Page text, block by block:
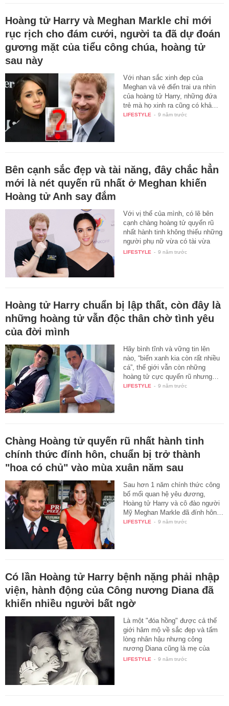
Hoàng tử Harry và Meghan Markle chỉ mới
rục rịch cho đám cưới, người ta đã dự đoán
gương mặt của tiểu công chúa, hoàng tử
sau này
Với nhan sắc xinh đẹp của
Meghan và vẻ điển trai ưa nhìn
của hoàng tử Harry, những đứa
trẻ mà họ xinh ra cũng có khả…
LIFESTYLE - 9 năm trước
Bên cạnh sắc đẹp và tài năng, đây chắc hẳn
mới là nét quyến rũ nhất ở Meghan khiến
Hoàng tử Anh say đắm
Với vị thế của mình, có lẽ bên
cạnh chàng hoàng tử quyến rũ
nhất hành tinh không thiếu những
người phụ nữ vừa có tài vừa
có…
LIFESTYLE - 9 năm trước
Hoàng tử Harry chuẩn bị lập thất, còn đây là
những hoàng tử vẫn độc thân chờ tình yêu
của đời mình
Hãy bình tĩnh và vững tin lên
nào, “biển xanh kia còn rất nhiều
cá”, thế giới vẫn còn những
hoàng tử cực quyến rũ nhưng…
LIFESTYLE - 9 năm trước
Chàng Hoàng tử quyến rũ nhất hành tinh
chính thức đính hôn, chuẩn bị trở thành
"hoa có chủ" vào mùa xuân năm sau
Sau hơn 1 năm chính thức công
bố mối quan hệ yêu đương,
Hoàng tử Harry và cô đào người
Mỹ Meghan Markle đã đính hôn…
LIFESTYLE - 9 năm trước
Có lần Hoàng tử Harry bệnh nặng phải nhập
viện, hành động của Công nương Diana đã
khiến nhiều người bất ngờ
Là một "đóa hồng" được cả thế
giới hâm mộ về sắc đẹp và tấm
lòng nhân hậu nhưng công
nương Diana cũng là mẹ của
hai…
LIFESTYLE - 9 năm trước